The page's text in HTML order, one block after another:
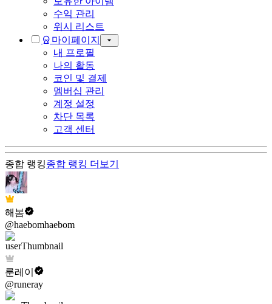
수익 관리
위시 리스트
마이페이지
내 프로필
나의 활동
코인 및 결제
멤버십 관리
계정 설정
차단 목록
고객 센터
종합 랭킹종합 랭킹 더보기
해봄
@haebomhaebom
룬레이
@runeray